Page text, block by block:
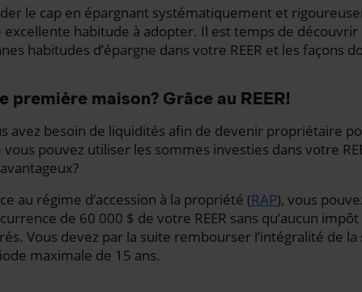
le cap en épargnant systématiquement et
excellente habitude à adopter. Il est temps de
habitudes d’épargne dans votre REER et les façons
première maison? Grâce au REER!
avez besoin de liquidités afin de devenir propriétaire
vous pouvez utiliser les sommes investies dans votre
au régime d’accession à la propriété (RAP), vous
de 60 000 $ de votre REER sans qu’aucun
Vous devez par la suite rembourser l’intégralité de
maximale de 15 ans.